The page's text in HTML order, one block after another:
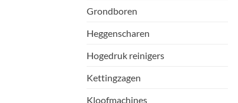
Grondboren
Heggenscharen
Hogedruk reinigers
Kettingzagen
Kloofmachines